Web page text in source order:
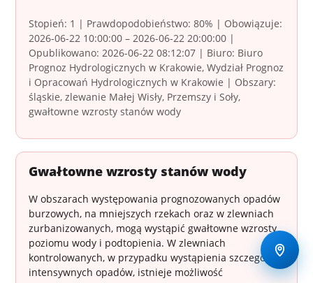
Stopień: 1 | Prawdopodobieństwo: 80% | Obowiązuje:
2026-06-22 10:00:00 – 2026-06-22 20:00:00 |
Opublikowano: 2026-06-22 08:12:07 | Biuro: Biuro
Prognoz Hydrologicznych w Krakowie, Wydział Prognoz
i Opracowań Hydrologicznych w Krakowie | Obszary:
śląskie, zlewanie Małej Wisły, Przemszy i Soły,
gwałtowne wzrosty stanów wody
Gwałtowne wzrosty stanów wody
W obszarach występowania prognozowanych opadów
burzowych, na mniejszych rzekach oraz w zlewniach
zurbanizowanych, mogą wystąpić gwałtowne wzrosty
poziomu wody i podtopienia. W zlewniach
kontrolowanych, w przypadku wystąpienia szczególnie
intensywnych opadów, istnieje możliwość